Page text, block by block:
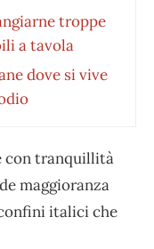
troppe
a tavola
dove si vive
con tranquillità
maggioranza
italici che